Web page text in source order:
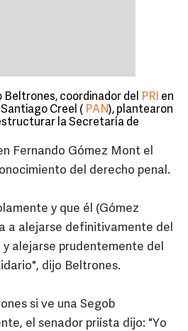
Beltrones, coordinador del PRI en
Creel ( PAN), plantearon
la Secretaría de
Fernando Gómez Mont el
del derecho penal.
y que él (Gómez
a alejarse definitivamente del
alejarse prudentemente del
dijo Beltrones.
si ve una Segob
el senador priísta dijo: "Yo